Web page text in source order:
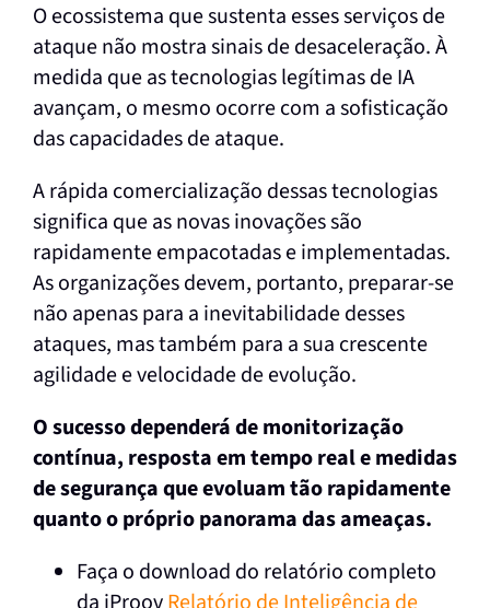
O ecossistema que sustenta esses serviços de
ataque não mostra sinais de desaceleração. À
medida que as tecnologias legítimas de IA
avançam, o mesmo ocorre com a sofisticação
das capacidades de ataque.
A rápida comercialização dessas tecnologias
significa que as novas inovações são
rapidamente empacotadas e implementadas.
As organizações devem, portanto, preparar-se
não apenas para a inevitabilidade desses
ataques, mas também para a sua crescente
agilidade e velocidade de evolução.
O sucesso dependerá de monitorização
contínua, resposta em tempo real e medidas
de segurança que evoluam tão rapidamente
quanto o próprio panorama das ameaças.
Faça o download do relatório completo